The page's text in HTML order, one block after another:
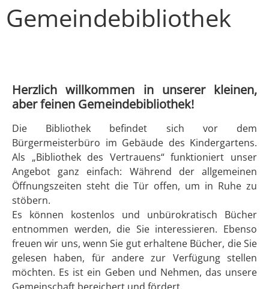
Gemeindebibliothek
Herzlich willkommen in unserer kleinen,
aber feinen Gemeindebibliothek!
Die Bibliothek befindet sich vor dem
Bürgermeisterbüro im Gebäude des Kindergartens.
Als „Bibliothek des Vertrauens“ funktioniert unser
Angebot ganz einfach: Während der allgemeinen
Öffnungszeiten steht die Tür offen, um in Ruhe zu
stöbern.
Es können kostenlos und unbürokratisch Bücher
entnommen werden, die Sie interessieren. Ebenso
freuen wir uns, wenn Sie gut erhaltene Bücher, die Sie
gelesen haben, für andere zur Verfügung stellen
möchten. Es ist ein Geben und Nehmen, das unsere
Gemeinschaft bereichert und fördert.